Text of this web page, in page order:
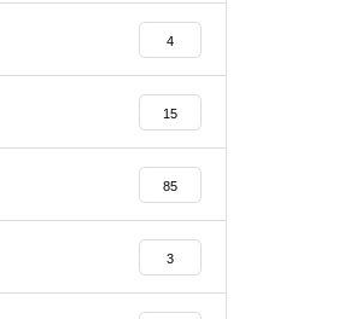
4
15
85
3